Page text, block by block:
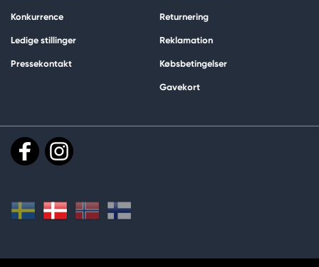
Konkurrence
Ledige stillinger
Pressekontakt
Returnering
Reklamation
Købsbetingelser
Gavekort